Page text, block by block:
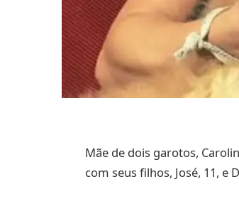
Mãe de dois garotos,
com seus filhos, José, 11, e